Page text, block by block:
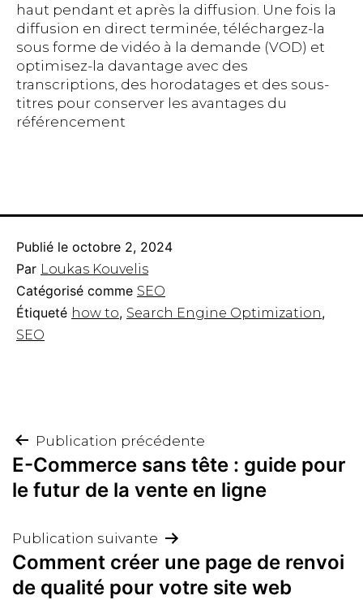
haut pendant et après la diffusion. Une fois la
diffusion en direct terminée, téléchargez-la
sous forme de vidéo à la demande (VOD) et
optimisez-la davantage avec des
transcriptions, des horodatages et des sous-
titres pour conserver les avantages du
référencement
Publié le octobre 2, 2024
Par Loukas Kouvelis
Catégorisé comme SEO
Étiqueté how to, Search Engine Optimization,
SEO
Navigation
de
l’article
Publication précédente
E-Commerce sans tête : guide pour
le futur de la vente en ligne
Publication suivante
Comment créer une page de renvoi
de qualité pour votre site web